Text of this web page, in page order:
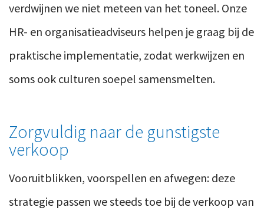
verdwijnen we niet meteen van het toneel. Onze
HR- en organisatieadviseurs helpen je graag bij de
praktische implementatie, zodat werkwijzen en
soms ook culturen soepel samensmelten.
Zorgvuldig naar de gunstigste
verkoop
Vooruitblikken, voorspellen en afwegen: deze
strategie passen we steeds toe bij de verkoop van